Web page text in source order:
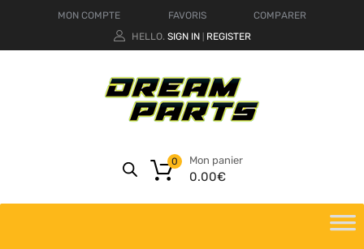
MON COMPTE FAVORIS
COMPARER
HELLO. SIGN IN REGISTER
Mon panier
0.00€
0